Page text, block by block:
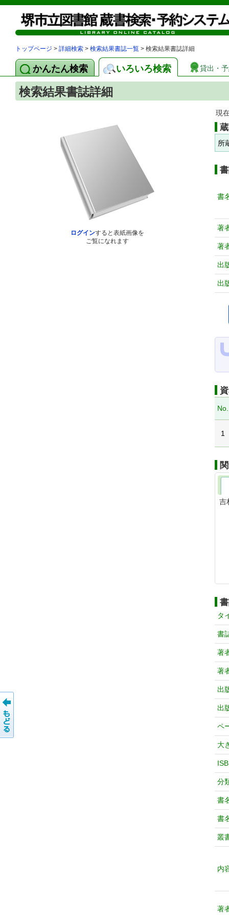
トップページ > 詳細検索 > 検索結果書誌一覧 > 検索結果書誌詳細
かんたん検索 いろいろ検索 貸出・
検索結果書誌詳細
ログインすると表紙画像を
ご覧になれます
現
所
書
著
著
出
出
No.
1
吉
タ
書
著
著
出
出
ペ
大
分
書
書
叢
内
著